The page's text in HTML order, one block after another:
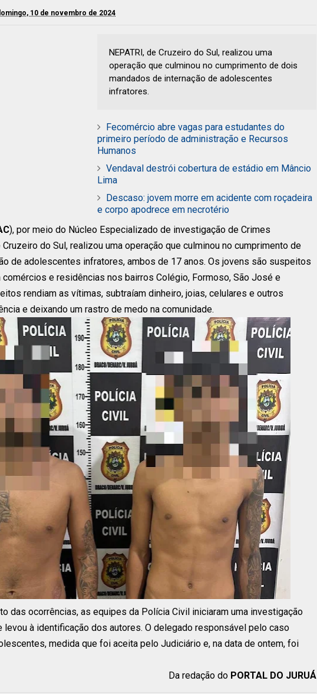
10 de novembro de 2024
NEPATRI, de Cruzeiro do Sul, realizou uma
operação que culminou no cumprimento de dois
mandados de internação de adolescentes
infratores.
Fecomércio abre vagas para estudantes do
primeiro período de administração e Recursos
Humanos
Vendaval destrói cobertura de estádio em Mâncio
Lima
Descaso: jovem morre em acidente com roçadeira
e corpo apodrece em necrotério
), por meio do Núcleo Especializado de investigação de Crimes
Cruzeiro do Sul, realizou uma operação que culminou no cumprimento de
de adolescentes infratores, ambos de 17 anos. Os jovens são suspeitos
e residências nos bairros Colégio, Formoso, São José e
rendiam as vítimas, subtraíam dinheiro, joias, celulares e outros
e deixando um rastro de medo na comunidade.
das ocorrências, as equipes da Polícia Civil iniciaram uma investigação
levou à identificação dos autores. O delegado responsável pelo caso
medida que foi aceita pelo Judiciário e, na data de ontem, foi
Da redação do PORTAL DO JURUÁ